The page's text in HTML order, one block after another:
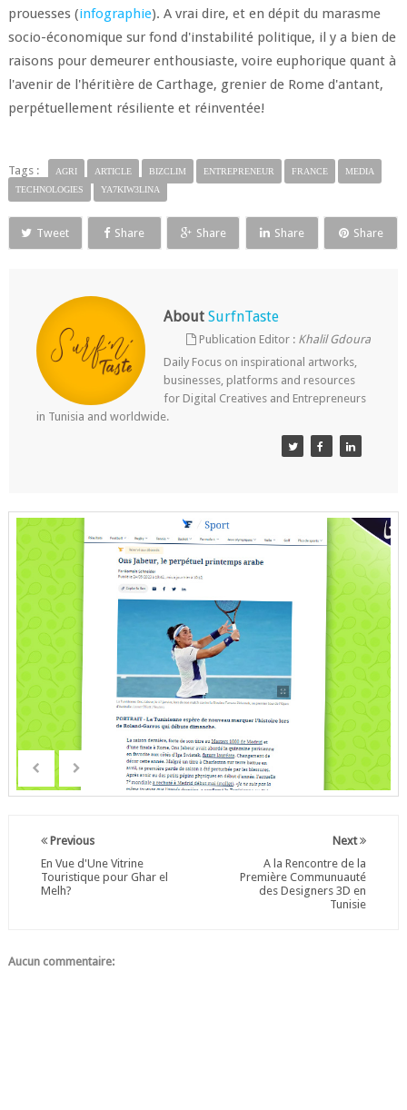
prouesses (infographie). A vrai dire, et en dépit du marasme
socio-économique sur fond d'instabilité politique, il y a bien de
raisons pour demeurer enthousiaste, voire euphorique quant à
l'avenir de l'héritière de Carthage, grenier de Rome d'antant,
perpétuellement résiliente et réinventée!
Tags : AGRI ARTICLE BIZCLIM ENTREPRENEUR FRANCE
MEDIA
TECHNOLOGIES
YA7KIW3LINA
Tweet Share Share Share Share
About SurfnTaste
Publication Editor : Khalil Gdoura
Daily Focus on inspirational artworks,
businesses, platforms and resources
for Digital Creatives and Entrepreneurs
in Tunisia and worldwide.
Next
A la Rencontre de la
Première Communuauté
des Designers 3D en
Tunisie
Previous
En Vue d'Une Vitrine
Touristique pour Ghar el
Melh?
Aucun commentaire: